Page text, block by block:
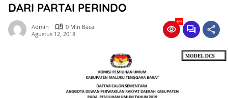
DARI PARTAI PERINDO
Admin
0 Min Baca
Agustus 12, 2018
69